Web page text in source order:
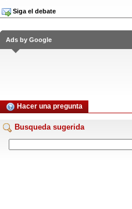
Siga el debate
Ads by Google
Hacer una pregunta
Busqueda sugerida